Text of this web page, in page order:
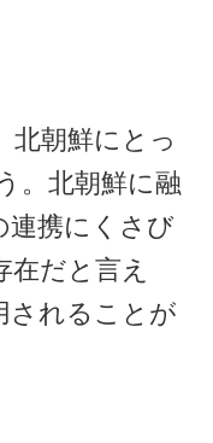
朝鮮にとっ
。北朝鮮に融
連携にくさび
だと言え
されることが